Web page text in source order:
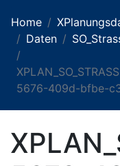
Home
Daten
5676-409d-bfbe-